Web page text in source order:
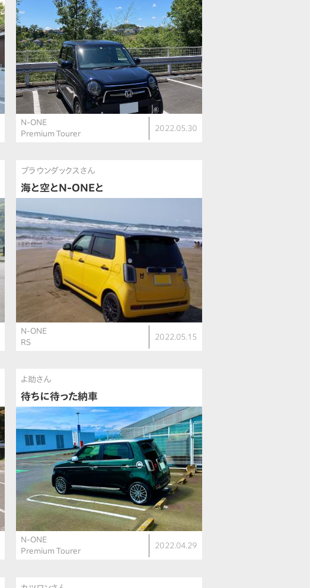
N-ONE
Premium Tourer
2022.05.30
ブラウンダックスさん
海と空とN-ONEと
N-ONE
RS
2022.05.15
よ助さん
待ちに待った納車
N-ONE
Premium Tourer
2022.04.29